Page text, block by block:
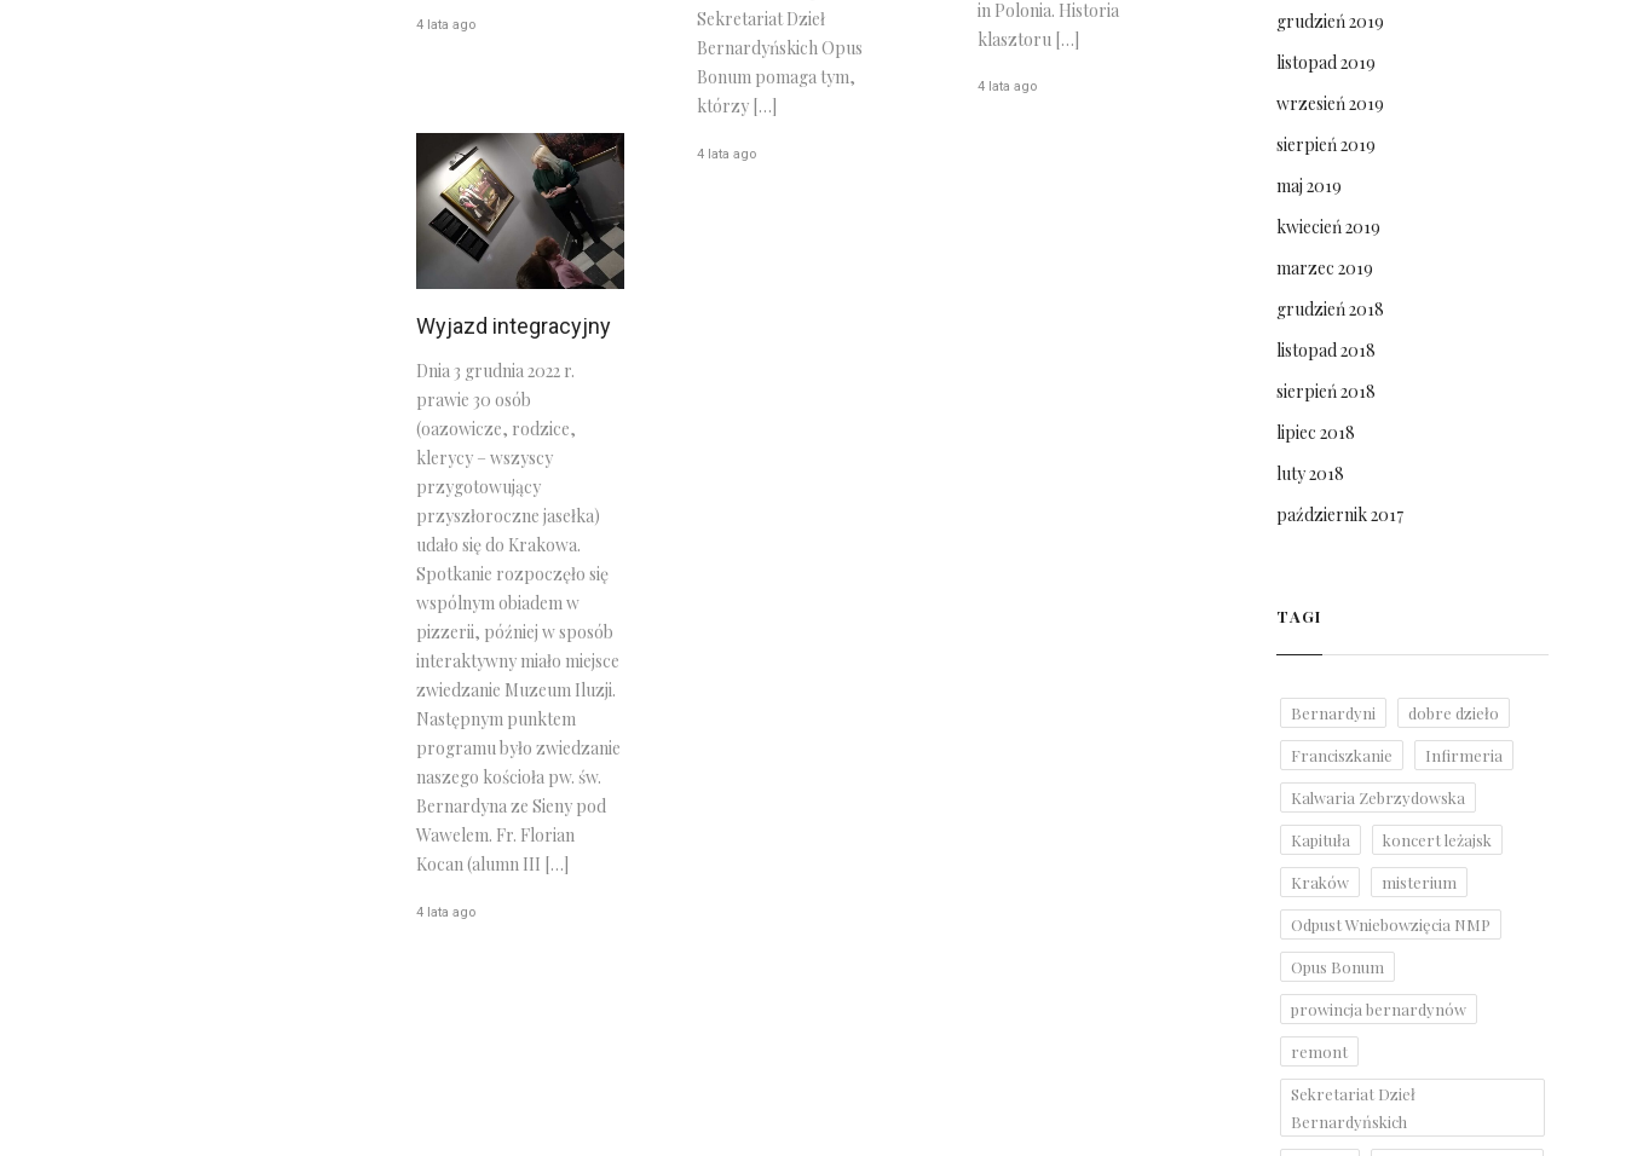
4 lata ago
Sekretariat Dzieł
Bernardyńskich Opus
Bonum pomaga tym,
którzy […]
4 lata ago
in Polonia. Historia
klasztoru […]
4 lata ago
Wyjazd integracyjny
Dnia 3 grudnia 2022 r.
prawie 30 osób
(oazowicze, rodzice,
klerycy – wszyscy
przygotowujący
przyszłoroczne jasełka)
udało się do Krakowa.
Spotkanie rozpoczęło się
wspólnym obiadem w
pizzerii, później w sposób
interaktywny miało miejsce
zwiedzanie Muzeum Iluzji.
Następnym punktem
programu było zwiedzanie
naszego kościoła pw. św.
Bernardyna ze Sieny pod
Wawelem. Fr. Florian
Kocan (alumn III […]
4 lata ago
grudzień 2019
listopad 2019
wrzesień 2019
sierpień 2019
maj 2019
kwiecień 2019
marzec 2019
grudzień 2018
listopad 2018
sierpień 2018
lipiec 2018
luty 2018
październik 2017
TAGI
Bernardyni dobre dzieło
Franciszkanie Infirmeria
Kalwaria Zebrzydowska
Kapituła koncert leżajsk
Kraków misterium
Odpust Wniebowzięcia NMP
Opus Bonum
prowincja bernardynów
remont
Sekretariat Dzieł
Bernardyńskich